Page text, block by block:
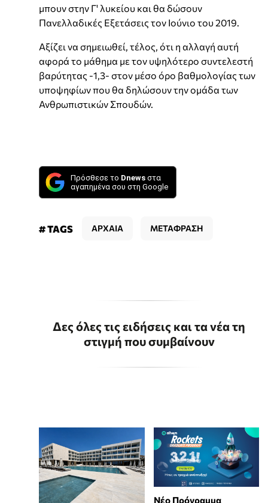
μπουν στην Γ' λυκείου και θα δώσουν
Πανελλαδικές Εξετάσεις τον Ιούνιο του 2019.
Αξίζει να σημειωθεί, τέλος, ότι η αλλαγή αυτή
αφορά το μάθημα με τον υψηλότερο συντελεστή
βαρύτητας -1,3- στον μέσο όρο βαθμολογίας των
υποψηφίων που θα δηλώσουν την ομάδα των
Ανθρωπιστικών Σπουδών.
Πρόσθεσε το Dnews στα
αγαπημένα σου στη Google
# TAGS ΑΡΧΑΙΑ ΜΕΤΑΦΡΑΣΗ
Δες όλες τις ειδήσεις και τα νέα τη
στιγμή που συμβαίνουν
Νέο Πρόγραμμα